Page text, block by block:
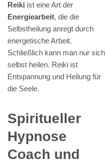
Reiki ist eine Art der
Energiearbeit, die die
Selbstheilung anregt durch
energetische Arbeit.
Schließlich kann man nur sich
selbst heilen. Reiki ist
Entspannung und Heilung für
die Seele.
Spiritueller
Hypnose
Coach und